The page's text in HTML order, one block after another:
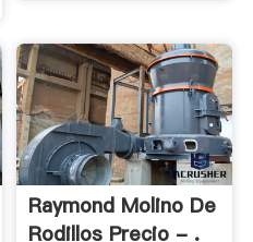
Raymond Molino De
Rodillos Precio - .